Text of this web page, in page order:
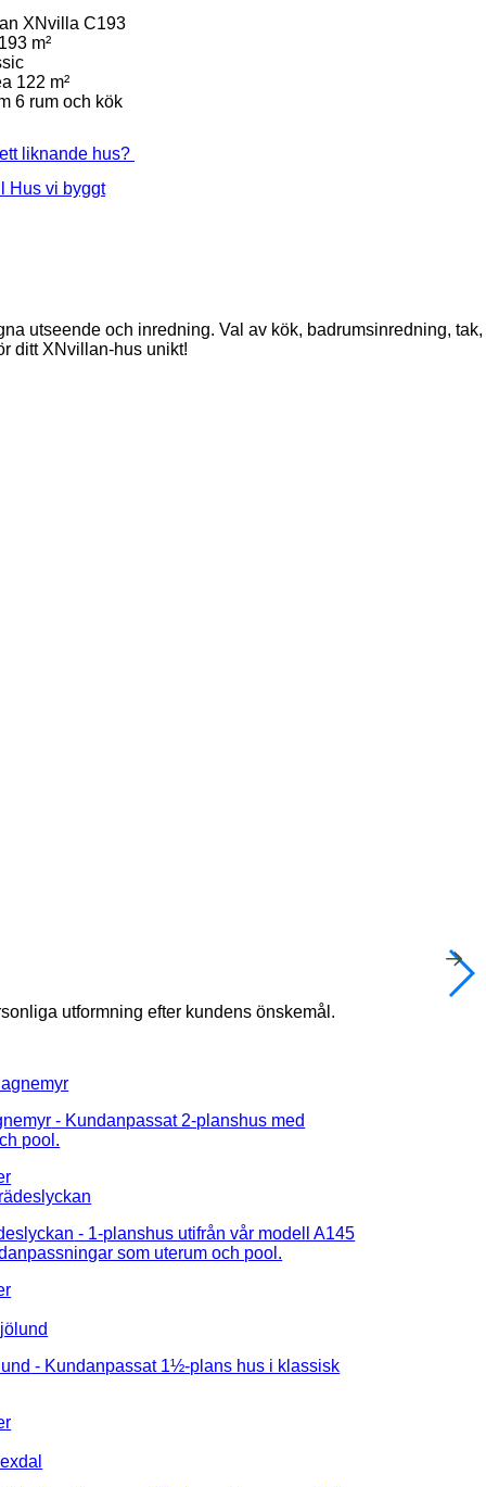
XNvilla C193
m²
122 m²
6 rum och kök
liknande hus?
Hus vi byggt
utseende och inredning. Val av kök, badrumsinredning, tak,
ditt XNvillan-hus unikt!
utformning efter kundens önskemål.
- Kundanpassat 2-planshus med
pool.
- 1-planshus utifrån vår modell A145
som uterum och pool.
- Kundanpassat 1½-plans hus i klassisk